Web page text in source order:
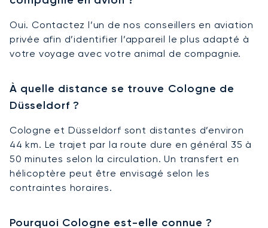
Oui. Contactez l’un de nos conseillers en aviation
privée afin d’identifier l’appareil le plus adapté à
votre voyage avec votre animal de compagnie.
À quelle distance se trouve Cologne de
Düsseldorf ?
Cologne et Düsseldorf sont distantes d’environ
44 km. Le trajet par la route dure en général 35 à
50 minutes selon la circulation. Un transfert en
hélicoptère peut être envisagé selon les
contraintes horaires.
Pourquoi Cologne est-elle connue ?